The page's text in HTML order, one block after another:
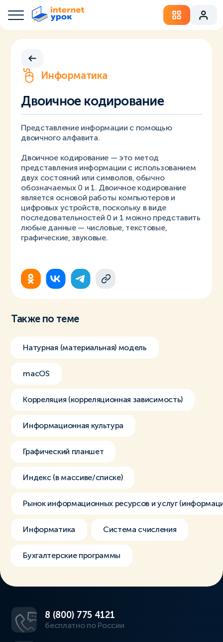
Информатика
Двоичное кодирование
Представление информации с помощью
двоичного алфавита.
Двоичное кодирование — это метод
представления информации с использованием
двух состояний или символов, обычно
обозначаемых 0 и 1. Двоичное кодирование
является основой работы компьютеров и
цифровых устройств, поскольку в виде
последовательностей 0 и 1 можно представить
любые данные — числовые, текстовые,
графические, звуковые.
Также по теме
Натурная (материальная) модель
macOS
Корреляция (корреляционная зависимость)
Информационная культура
Графический планшет
Индекс (в массиве/списке)
Рынок информационных ресурсов и услуг
Информатика Система счисления
Бухгалтерские программы
8 (800) 775 4121
бесплатно по России